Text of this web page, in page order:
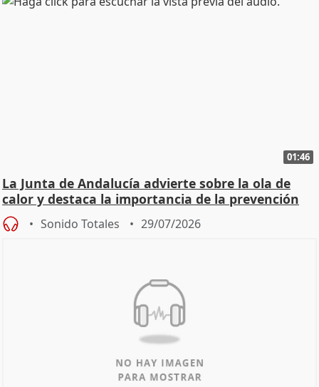
01:46
La Junta de Andalucía advierte sobre la ola de
calor y destaca la importancia de la prevención
Sonido Totales 29/07/2026